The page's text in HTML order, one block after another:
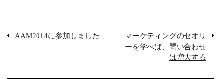
AAM2014に参加しました
マーケティングのセオリ
ーを学べば、問い合わせ
は増大する